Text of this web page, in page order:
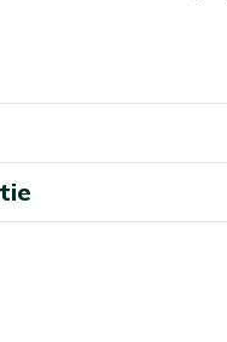
Deze helpt water